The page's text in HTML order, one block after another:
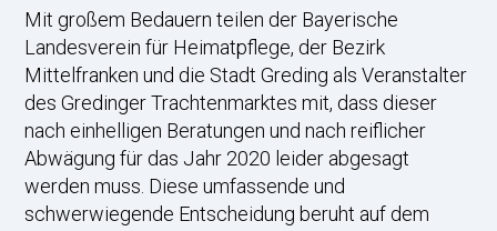
Mit großem Bedauern teilen der Bayerische
Landesverein für Heimatpflege, der Bezirk
Mittelfranken und die Stadt Greding als Veranstalter
des Gredinger Trachtenmarktes mit, dass dieser
nach einhelligen Beratungen und nach reiflicher
Abwägung für das Jahr 2020 leider abgesagt
werden muss. Diese umfassende und
schwerwiegende Entscheidung beruht auf dem